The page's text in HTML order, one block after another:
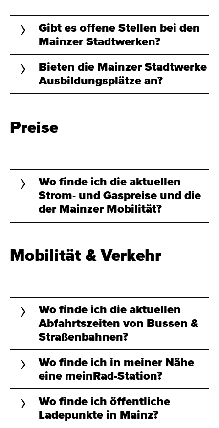
Gibt es offene Stellen bei den
Mainzer Stadtwerken?
Bieten die Mainzer Stadtwerke
Ausbildungsplätze an?
Preise
Wo finde ich die aktuellen
Strom- und Gaspreise und die
der Mainzer Mobilität?
Mobilität & Verkehr
Wo finde ich die aktuellen
Abfahrtszeiten von Bussen &
Straßenbahnen?
Wo finde ich in meiner Nähe
eine meinRad-Station?
Wo finde ich öffentliche
Ladepunkte in Mainz?